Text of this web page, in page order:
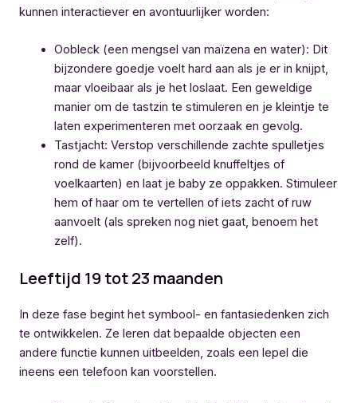
kunnen interactiever en avontuurlijker worden:
Oobleck (een mengsel van maïzena en water): Dit
bijzondere goedje voelt hard aan als je er in knijpt,
maar vloeibaar als je het loslaat. Een geweldige
manier om de tastzin te stimuleren en je kleintje te
laten experimenteren met oorzaak en gevolg.
Tastjacht: Verstop verschillende zachte spulletjes
rond de kamer (bijvoorbeeld knuffeltjes of
voelkaarten) en laat je baby ze oppakken. Stimuleer
hem of haar om te vertellen of iets zacht of ruw
aanvoelt (als spreken nog niet gaat, benoem het
zelf).
Leeftijd 19 tot 23 maanden
In deze fase begint het symbool- en fantasiedenken zich
te ontwikkelen. Ze leren dat bepaalde objecten een
andere functie kunnen uitbeelden, zoals een lepel die
ineens een telefoon kan voorstellen.